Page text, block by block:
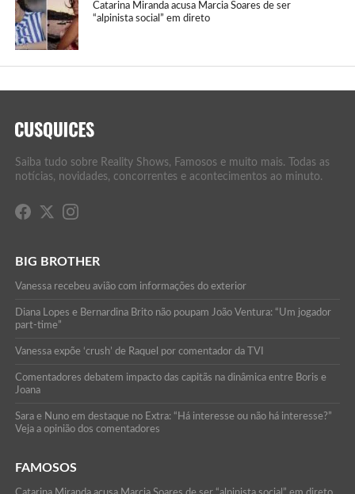
Catarina Miranda acusa Marcia Soares de ser
“alpinista social” em direto
Saiba tudo sobre Reality Shows, Famosos e muito mais. Todas as
notícias, novidades, concorrentes e acontecimentos ao minuto.
BIG BROTHER
Vanessa recebeu avião com informações do exterior
Diana Lopes e Bernardina Brito não poupam João Ventura: “Um jogador
part-time”
Vanessa expõe ‘crush’ de Raquel por comentador da TVI
Comentadores debatem impacto das capitãs na dinâmica entre Boris e
Joana
Sara e Nuno em destaque no Extra: “Há interesse ou não há interesse?”
Veja a opinião dos comentadores
FAMOSOS